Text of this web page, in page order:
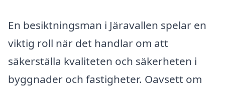
En besiktningsman i Järavallen spelar en
viktig roll när det handlar om att
säkerställa kvaliteten och säkerheten i
byggnader och fastigheter. Oavsett om